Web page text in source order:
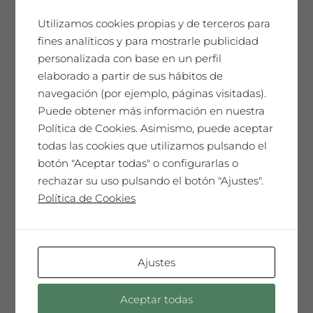
variantes.
Las
pueden
elegir
en
la
de
Saó Rosat
11,18€
67,08€Caja de 6 botellas 75cl
A veces sólo necesitas dejarte inspirar
por los sentidos y ver hacia dónde te
llevan...
producto
tiene
variantes.
Utilizamos cookies propias y de terceros para
fines analíticos y para mostrarle publicidad
personalizada con base en un perfil
elaborado a partir de sus hábitos de
navegación (por ejemplo, páginas visitadas).
Puede obtener más información en nuestra
Política de Cookies. Asimismo, puede aceptar
todas las cookies que utilizamos pulsando el
botón "Aceptar todas" o configurarlas o
rechazar su uso pulsando el botón "Ajustes".
Política de Cookies
Ajustes
Aceptar todas